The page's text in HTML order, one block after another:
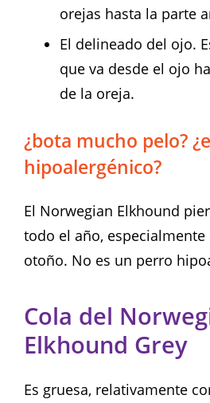
orejas hasta la parte
El delineado del ojo.
que va desde el ojo
de la oreja.
¿bota mucho pelo?
hipoalergénico?
El Norwegian Elkhound
todo el año,
otoño. No es un perro
Cola del
Elkhound Grey
Es gruesa, relativamente